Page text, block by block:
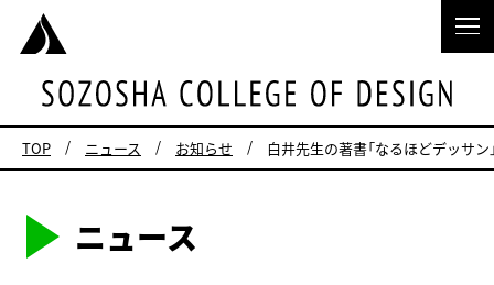
TOP ニュース お知らせ 白井先生の著書「なるほどデッサ
ニュース